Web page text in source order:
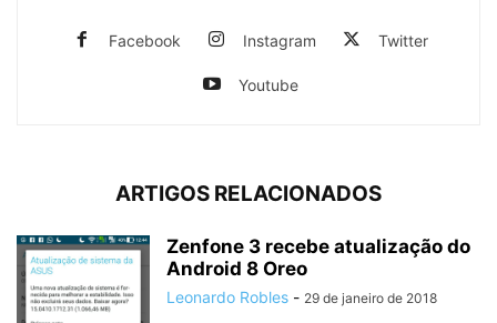
Facebook Instagram Twitter
Youtube
ARTIGOS RELACIONADOS
Zenfone 3 recebe atualização do
Android 8 Oreo
Leonardo Robles - 29 de janeiro de 2018